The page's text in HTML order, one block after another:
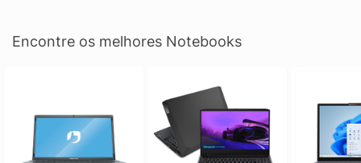
Encontre os melhores Notebooks